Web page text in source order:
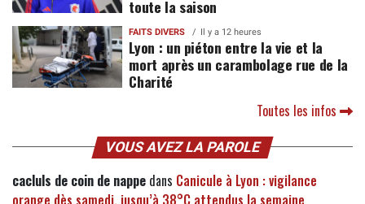
toute la saison
FAITS DIVERS Il y a 12 heures
Lyon : un piéton entre la vie et la
mort après un carambolage rue de la
Charité
Toutes les infos
VOUS AVEZ LA PAROLE
cacluls de coin de nappe dans Canicule à Lyon : vigilance
orange dès samedi, jusqu’à 38°C attendus la semaine